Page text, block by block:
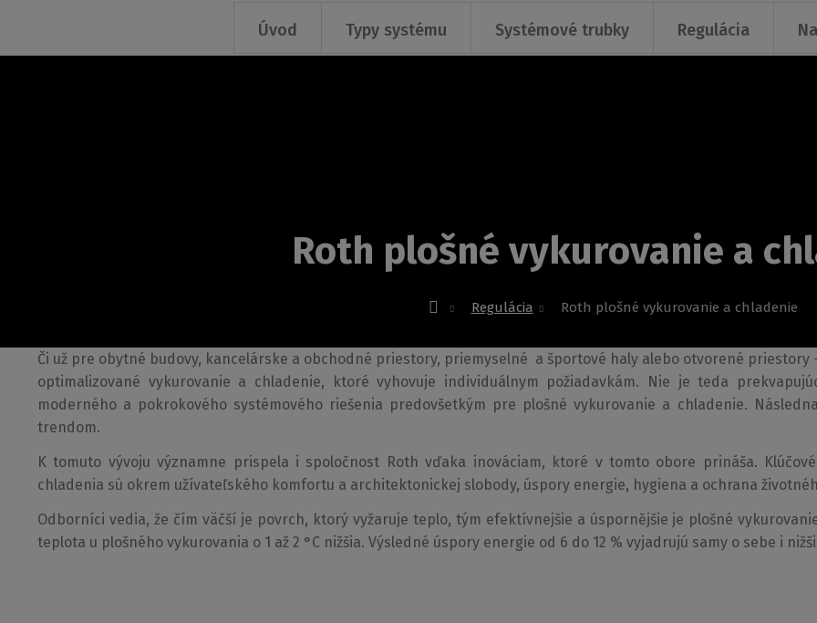
Úvod Typy systému Systémové trubky Regulácia
Roth plošné vykurovanie a
Regulácia Roth plošné vykurovanie a chladenie
Či už pre obytné budovy, kancelárske a obchodné priestory, priemyselné a športové haly alebo otvorené
optimalizované vykurovanie a chladenie, ktoré vyhovuje individuálnym požiadavkám. Nie je teda
moderného a pokrokového systémového riešenia predovšetkým pre plošné vykurovanie a chladenie.
trendom.
K tomuto vývoju významne prispela i spoločnost Roth vďaka inováciam, ktoré v tomto obore prináša.
chladenia sú okrem užívateľského komfortu a architektonickej slobody, úspory energie, hygiena a ochrana
Odborníci vedia, že čím väčší je povrch, ktorý vyžaruje teplo, tým efektívnejšie a úspornějšie je plošné
teplota u plošného vykurovania o 1 až 2 °C nižšia. Výsledné úspory energie od 6 do 12 % vyjadrujú samy o sebe i